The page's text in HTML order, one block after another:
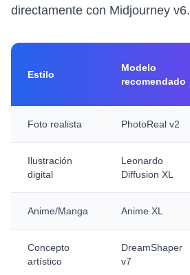
directamente con Midjourney v6.
Estilo
Modelo
recomendado
Foto realista PhotoReal v2
Ilustración
digital
Leonardo
Diffusion XL
Anime/Manga Anime XL
Concepto
artístico
DreamShaper
v7